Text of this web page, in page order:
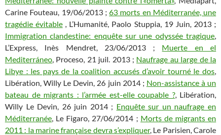
Carine Fouteau, 19/06/2013 ; 63 morts en Méditerranée, une
tragédie évitable , L’Humanité, Paolo Stuppia, 19 Juin, 2013 ;
Immigration clandestine: enquête sur une odyssée tragique,
L’Express, Inès Mendret, 23/06/2013 ; Muerte en el
Mediterráneo, Proceso, 21 juil. 2013 ; Naufrage au large de la
Libye : les pays de la coalition accusés d’avoir tourné le dos,
Libération, Willy Le Devin, 26 juin 2014 ; Non-assistance à un
bateau de migrants : l’armée est-elle coupable ?, Libération,
Willy Le Devin, 26 juin 2014 ; Enquête sur un naufrage en
Méditerranée, Le Figaro, 27/06/2014 ; Morts de migrants en
2011 : la marine française devra s’expliquer, Le Parisien, Carole